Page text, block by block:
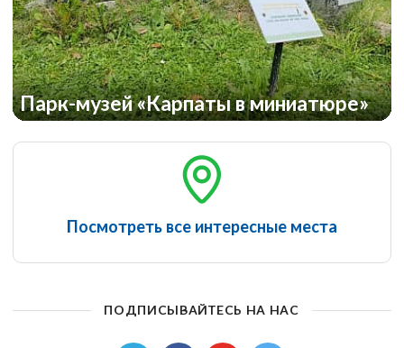
Парк-музей «Карпаты в миниатюре»
Посмотреть все интересные места
ПОДПИСЫВАЙТЕСЬ НА НАС